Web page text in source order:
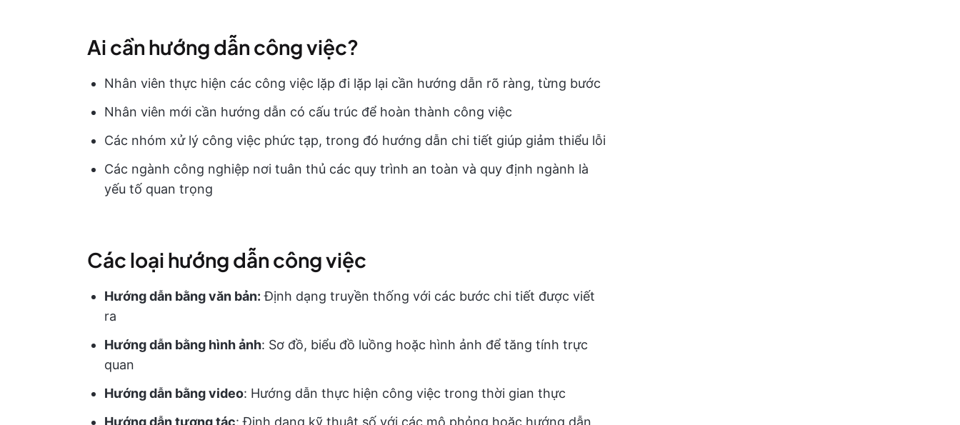
Ai cần hướng dẫn công việc?
Nhân viên thực hiện các công việc lặp đi lặp lại cần hướng dẫn rõ ràng, từng bước
Nhân viên mới cần hướng dẫn có cấu trúc để hoàn thành công việc
Các nhóm xử lý công việc phức tạp, trong đó hướng dẫn chi tiết giúp giảm thiểu lỗi
Các ngành công nghiệp nơi tuân thủ các quy trình an toàn và quy định ngành là
yếu tố quan trọng
Các loại hướng dẫn công việc
Hướng dẫn bằng văn bản: Định dạng truyền thống với các bước chi tiết được viết
ra
Hướng dẫn bằng hình ảnh: Sơ đồ, biểu đồ luồng hoặc hình ảnh để tăng tính trực
quan
Hướng dẫn bằng video: Hướng dẫn thực hiện công việc trong thời gian thực
Hướng dẫn tương tác: Định dạng kỹ thuật số với các mô phỏng hoặc hướng dẫn